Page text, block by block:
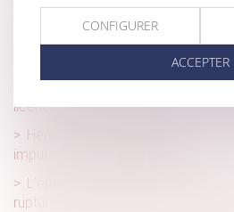
n'oubliez pas d'informer vos
durée déterminée font-elles de ce
licenciement n’est pas fondé sur
Heures supplémentaires, repos
imputation sur le contingent
L’entretien préalable et la
rupture peuvent avoir lieu le même
CONFIGURER
ACCEPTER